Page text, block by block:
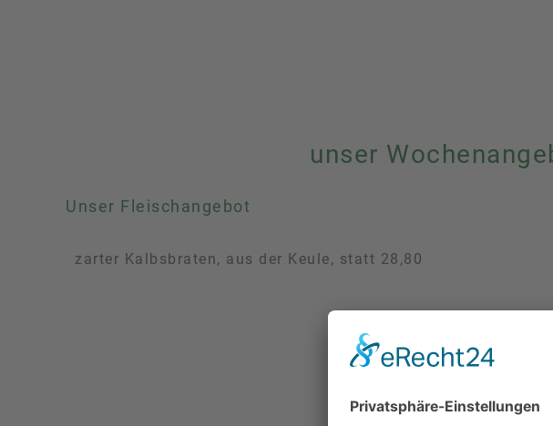
unser
Unser Fleischangebot
zarter Kalbsbraten, aus der Keule, statt 28,80